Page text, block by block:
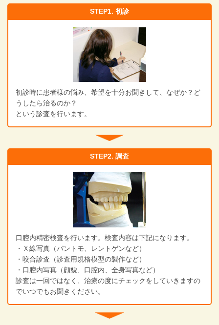
STEP1. 初診
初診時に患者様の悩み、希望を十分お聞きして、なぜか？ど
うしたら治るのか？
という診査を行います。
STEP2. 調査
口腔内精密検査を行います。検査内容は下記になります。
・Ｘ線写真（パントモ、レントゲンなど）
・咬合診査（診査用規格模型の製作など）
・口腔内写真（顔貌、口腔内、全身写真など）
診査は一回ではなく、治療の度にチェックをしていきますの
でいつでもお聞きください。